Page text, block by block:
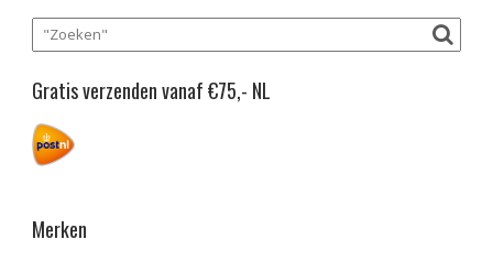
Gratis verzenden vanaf €75,- NL
Merken